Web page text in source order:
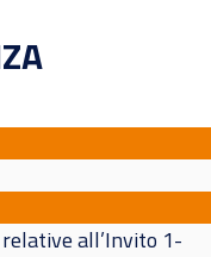
all’Invito 1-